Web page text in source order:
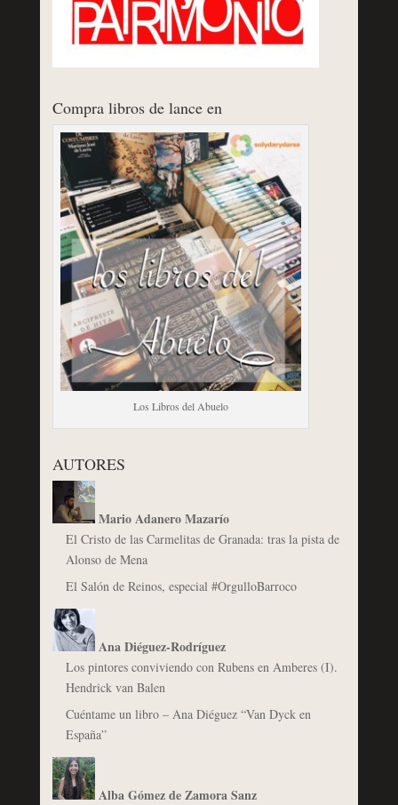
Compra libros de lance en
Los Libros del Abuelo
AUTORES
Mario Adanero Mazarío
El Cristo de las Carmelitas de Granada: tras la pista de
Alonso de Mena
El Salón de Reinos, especial #OrgulloBarroco
Ana Diéguez-Rodríguez
Los pintores conviviendo con Rubens en Amberes (I).
Hendrick van Balen
Cuéntame un libro – Ana Diéguez “Van Dyck en
España”
Alba Gómez de Zamora Sanz